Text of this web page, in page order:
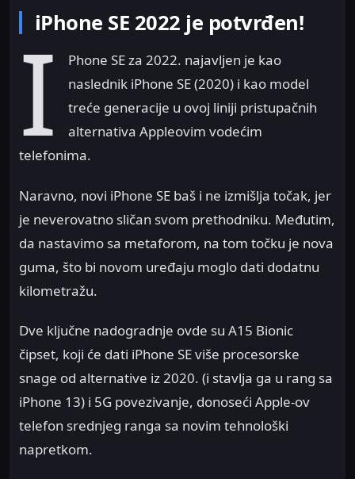
iPhone SE 2022 je potvrđen!
i
Phone SE za 2022. najavljen je kao
naslednik iPhone SE (2020) i kao model
treće generacije u ovoj liniji pristupačnih
alternativa Appleovim vodećim
telefonima.
Naravno, novi iPhone SE baš i ne izmišlja točak, jer
je neverovatno sličan svom prethodniku. Međutim,
da nastavimo sa metaforom, na tom točku je nova
guma, što bi novom uređaju moglo dati dodatnu
kilometražu.
Dve ključne nadogradnje ovde su A15 Bionic
čipset, koji će dati iPhone SE više procesorske
snage od alternative iz 2020. (i stavlja ga u rang sa
iPhone 13) i 5G povezivanje, donoseći Apple-ov
telefon srednjeg ranga sa novim tehnološki
napretkom.